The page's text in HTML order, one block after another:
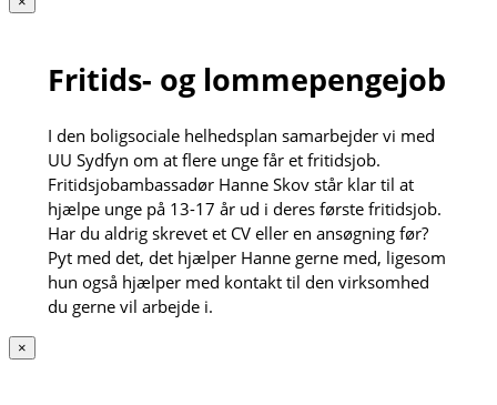
Fritids- og lommepengejob
I den boligsociale helhedsplan samarbejder vi med
UU Sydfyn om at flere unge får et fritidsjob.
Fritidsjobambassadør Hanne Skov står klar til at
hjælpe unge på 13-17 år ud i deres første fritidsjob.
Har du aldrig skrevet et CV eller en ansøgning før?
Pyt med det, det hjælper Hanne gerne med, ligesom
hun også hjælper med kontakt til den virksomhed
du gerne vil arbejde i.
×